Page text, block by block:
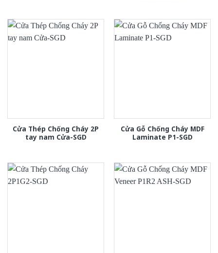
Cửa Thép Chống Cháy 2P
tay nam Cửa-SGD
Cửa Gỗ Chống Cháy MDF
Laminate P1-SGD